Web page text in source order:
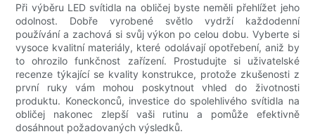
Při výběru LED svítidla na obličej byste neměli přehlížet jeho
odolnost. Dobře vyrobené světlo vydrží každodenní
používání a zachová si svůj výkon po celou dobu. Vyberte si
vysoce kvalitní materiály, které odolávají opotřebení, aniž by
to ohrozilo funkčnost zařízení. Prostudujte si uživatelské
recenze týkající se kvality konstrukce, protože zkušenosti z
první ruky vám mohou poskytnout vhled do životnosti
produktu. Koneckonců, investice do spolehlivého svítidla na
obličej nakonec zlepší vaši rutinu a pomůže efektivně
dosáhnout požadovaných výsledků.